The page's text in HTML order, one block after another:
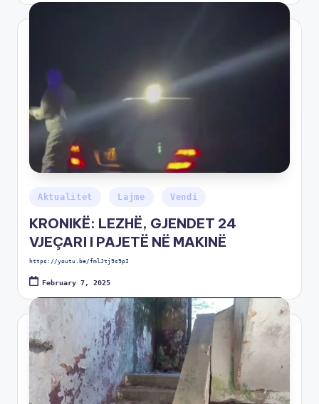
Aktualitet Lajme Vendi
KRONIKË: LEZHË, GJENDET 24
VJEÇARI I PAJETË NË MAKINË
https://youtu.be/fmlJtj9s9pI
February 7, 2025